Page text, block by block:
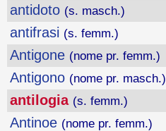
antidoto (s. masch.)
antifrasi (s. femm.)
Antigone (nome pr. femm.)
Antigono (nome pr. masch.)
antilogia (s. femm.)
Antinoe (nome pr. femm.)